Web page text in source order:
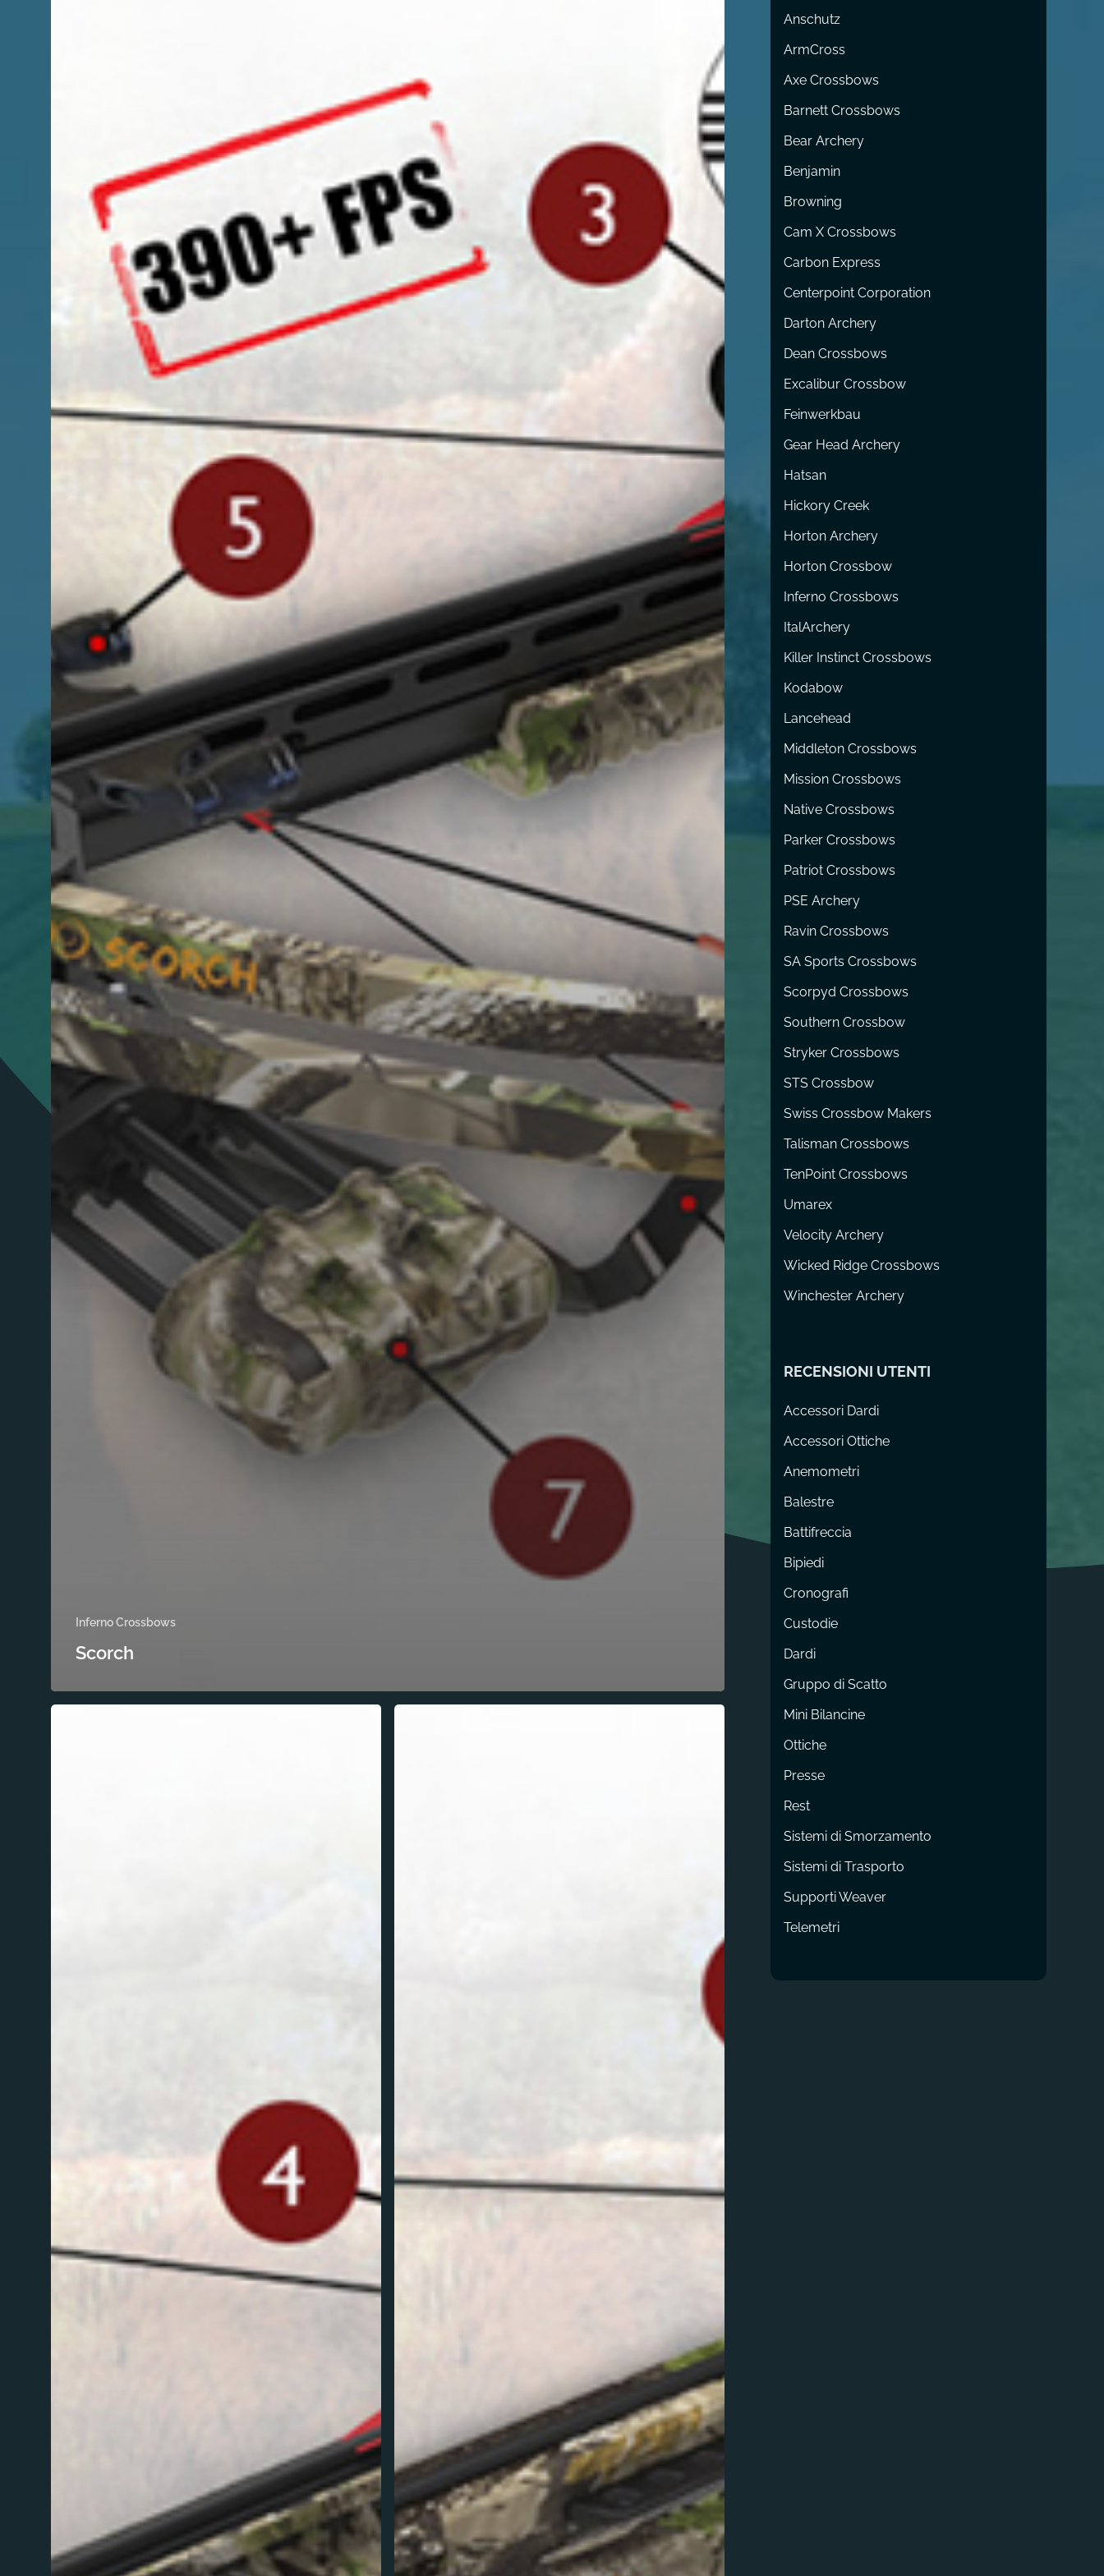
Premi INVIO per cercare o ESC per chiudere
Inferno Crossbows
Scorch
Anschutz
ArmCross
Axe Crossbows
Barnett Crossbows
Bear Archery
Benjamin
Browning
Cam X Crossbows
Carbon Express
Centerpoint Corporation
Darton Archery
Dean Crossbows
Excalibur Crossbow
Feinwerkbau
Gear Head Archery
Hatsan
Hickory Creek
Horton Archery
Horton Crossbow
Inferno Crossbows
ItalArchery
Killer Instinct Crossbows
Kodabow
Lancehead
Middleton Crossbows
Mission Crossbows
Native Crossbows
Parker Crossbows
Patriot Crossbows
PSE Archery
Ravin Crossbows
SA Sports Crossbows
Scorpyd Crossbows
Southern Crossbow
Stryker Crossbows
STS Crossbow
Swiss Crossbow Makers
Talisman Crossbows
TenPoint Crossbows
Umarex
Velocity Archery
Wicked Ridge Crossbows
Winchester Archery
RECENSIONI UTENTI
Accessori Dardi
Accessori Ottiche
Anemometri
Balestre
Battifreccia
Bipiedi
Cronografi
Custodie
Dardi
Gruppo di Scatto
Mini Bilancine
Ottiche
Presse
Rest
Sistemi di Smorzamento
Sistemi di Trasporto
Supporti Weaver
Telemetri